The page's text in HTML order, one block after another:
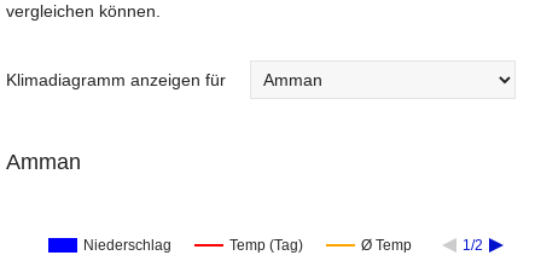
vergleichen können.
Klimadiagramm anzeigen für
Amman
Niederschlag Temp (Tag) Ø Temp 1/2